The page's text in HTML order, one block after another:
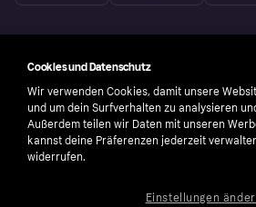
Cookies und Datenschutz
Wir verwenden Cookies, damit unsere
und um dein Surfverhalten zu analysieren
Außerdem teilen wir Daten mit unseren
kannst deine Präferenzen jederzeit
widerrufen.
Einstellungen